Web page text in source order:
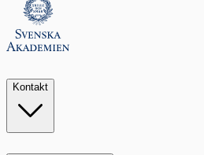
Kontakt